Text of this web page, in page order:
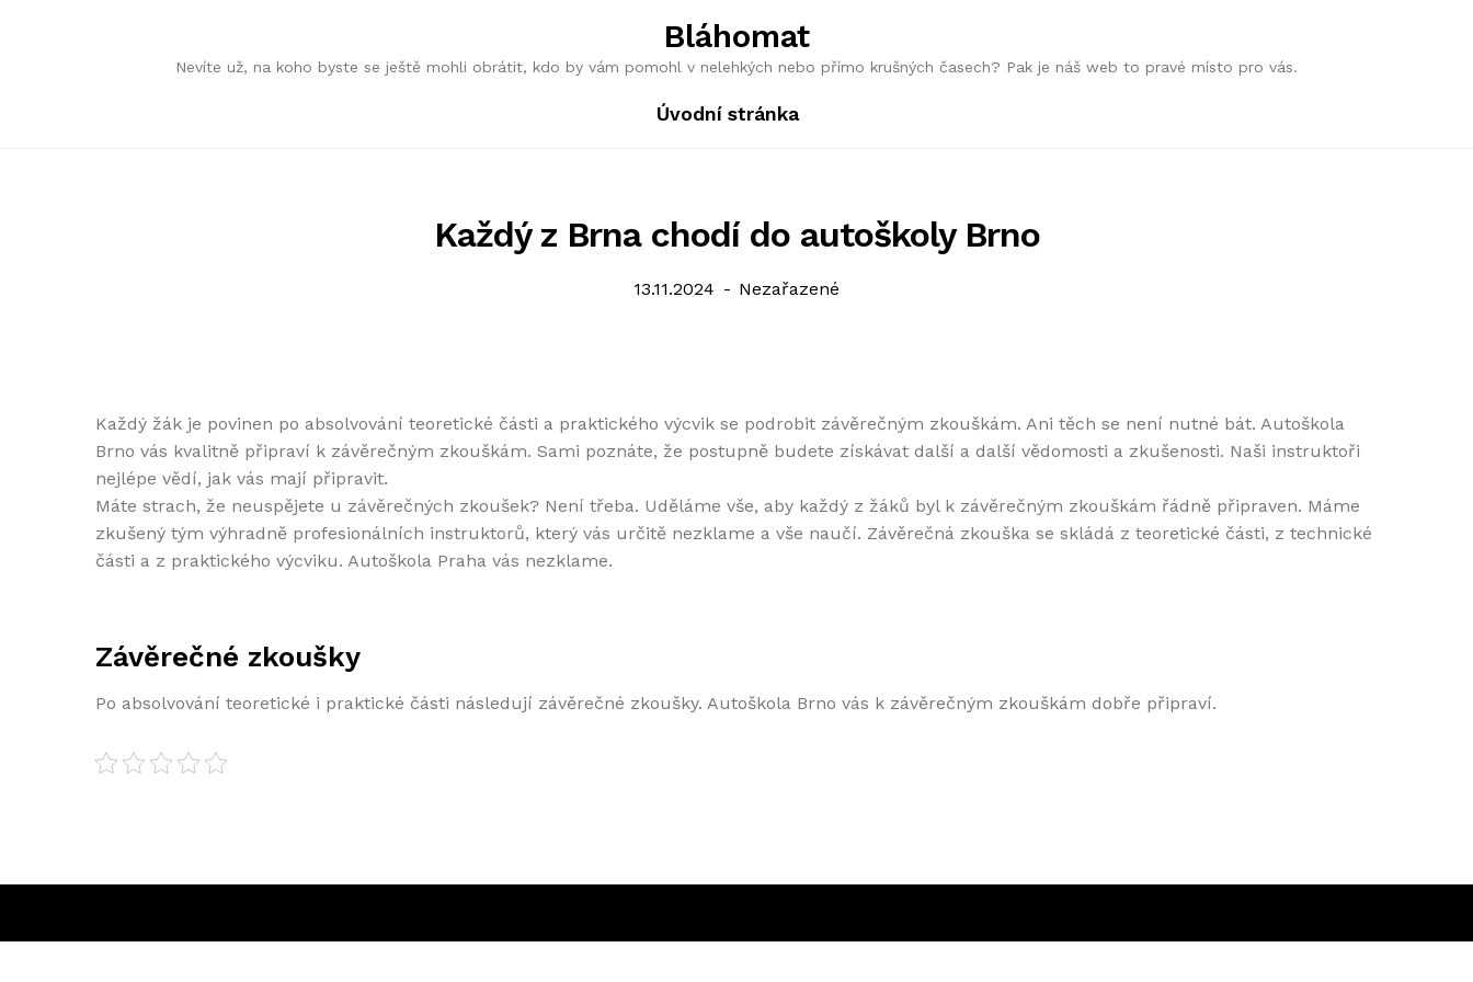
Bláhomat
Nevíte už, na koho byste se ještě mohli obrátit, kdo by vám pomohl v nelehkých nebo přímo krušných časech? Pak je náš web to pravé místo pro vás.
Úvodní stránka
Každý z Brna chodí do autoškoly Brno
Posted
13.11.2024 Categories:
Nezařazené
Každý žák je povinen po absolvování teoretické části a praktického výcvik se podrobit závěrečným zkouškám. Ani těch se není nutné bát. Autoškola
Brno vás kvalitně připraví k závěrečným zkouškám. Sami poznáte, že postupně budete získávat další a další vědomosti a zkušenosti. Naši instruktoři
nejlépe vědí, jak vás mají připravit.
Máte strach, že neuspějete u závěrečných zkoušek? Není třeba. Uděláme vše, aby každý z žáků byl k závěrečným zkouškám řádně připraven. Máme
zkušený tým výhradně profesionálních instruktorů, který vás určitě nezklame a vše naučí. Závěrečná zkouška se skládá z teoretické části, z technické
části a z praktického výcviku. Autoškola Praha vás nezklame.
Závěrečné zkoušky
Po absolvování teoretické i praktické části následují závěrečné zkoušky. Autoškola Brno vás k závěrečným zkouškám dobře připraví.